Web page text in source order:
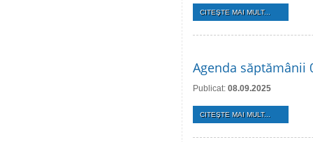
CITEŞTE MAI MULT...
Agenda săptămânii
Publicat: 08.09.2025
CITEŞTE MAI MULT...